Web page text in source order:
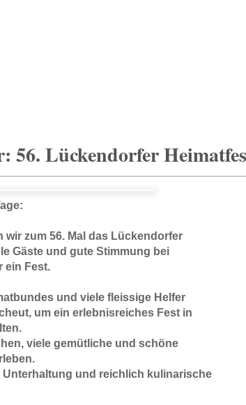
56. Lückendorfer
wir zum 56. Mal das Lückendorfer
Gäste und gute Stimmung bei
ein Fest.
und viele fleissige Helfer
um ein erlebnisreiches Fest in
viele gemütliche und schöne
Unterhaltung und reichlich kulinarische